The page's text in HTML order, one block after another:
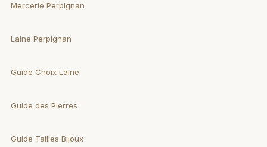
Mercerie Perpignan
Laine Perpignan
Guide Choix Laine
Guide des Pierres
Guide Tailles Bijoux